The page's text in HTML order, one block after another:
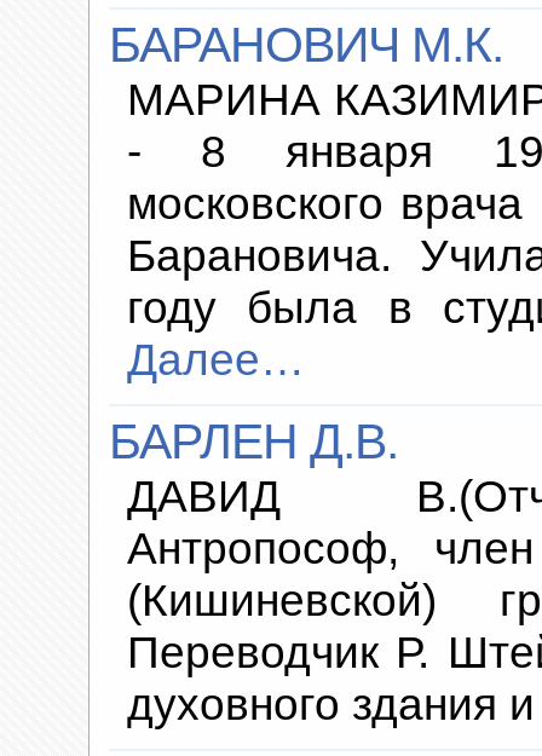
БАРАНОВИЧ М.К.
МАРИНА
- 8 января
московского
Барановича.
году была в
Далее…
БАРЛЕН Д.В.
ДАВИД
Антропософ,
(Кишиневской)
Переводчик Р.
духовного здания